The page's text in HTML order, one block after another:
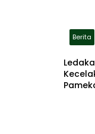
Berita